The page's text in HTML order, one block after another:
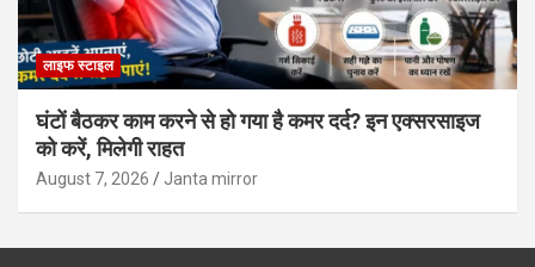
लाइफ स्टाइल
घंटों बैठकर काम करने से हो गया है कमर दर्द? इन एक्सरसाइज
को करें, मिलेगी राहत
August 7, 2026 Janta mirror